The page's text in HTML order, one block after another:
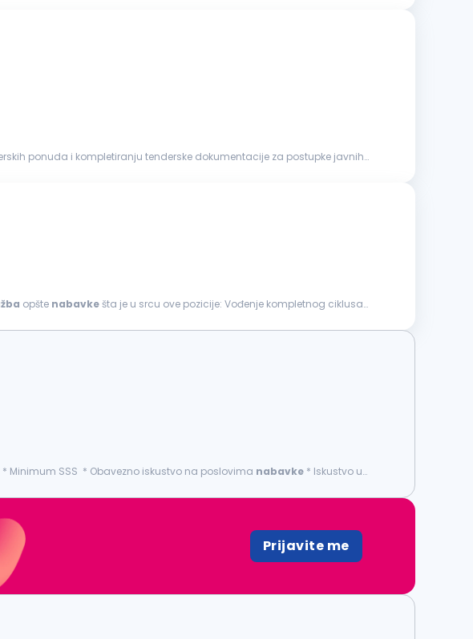
u pripremi tenderskih ponuda i kompletiranju tenderske dokumentacije za postupke javnih
opšte nabavke
šta je u srcu ove pozicije: Vođenje kompletnog ciklusa
* Minimum SSS * Obavezno iskustvo na poslovima nabavke * Iskustvo u
Prijavite me